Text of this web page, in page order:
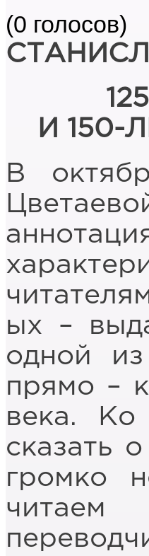
(0 голосов)
И
В
ых –
одной
прямо –
века. Ко
сказать
громко
читаем